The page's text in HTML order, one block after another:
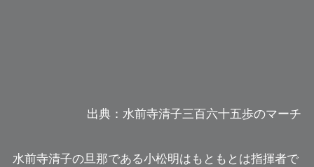
出典：水前寺清子三百六十五歩のマーチ
水前寺清子の旦那である小松明はもともとは指揮者で